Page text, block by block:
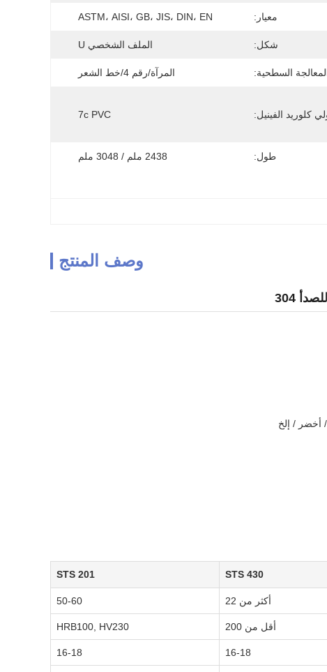
معيار: ASTM، AISI، GB، JIS، DIN، EN
شكل: الملف الشخصي U
السطحية: المرآة/رقم 4/خط الشعر
كلوريد الفينيل: 7c PVC
طول: 2438 ملم / 3048 ملم
وصف المنتج
أخضر / إلخ
STS 430
STS 201
أكثر من 22 50-60
أقل من 200 HRB100, HV230
16-18
16-18